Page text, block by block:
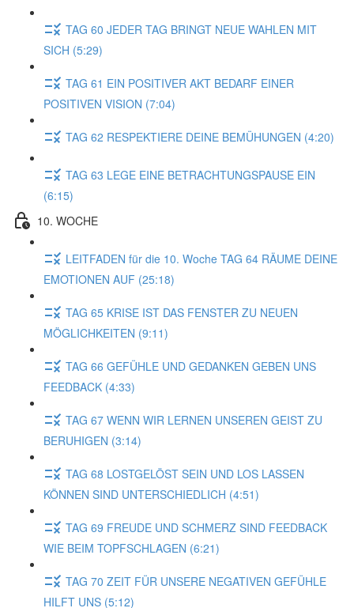
TAG 60 JEDER TAG BRINGT NEUE WAHLEN MIT
SICH (5:29)
TAG 61 EIN POSITIVER AKT BEDARF EINER
POSITIVEN VISION (7:04)
TAG 62 RESPEKTIERE DEINE BEMÜHUNGEN (4:20)
TAG 63 LEGE EINE BETRACHTUNGSPAUSE EIN
(6:15)
10. WOCHE
LEITFADEN für die 10. Woche TAG 64 RÄUME DEINE
EMOTIONEN AUF (25:18)
TAG 65 KRISE IST DAS FENSTER ZU NEUEN
MÖGLICHKEITEN (9:11)
TAG 66 GEFÜHLE UND GEDANKEN GEBEN UNS
FEEDBACK (4:33)
TAG 67 WENN WIR LERNEN UNSEREN GEIST ZU
BERUHIGEN (3:14)
TAG 68 LOSTGELÖST SEIN UND LOS LASSEN
KÖNNEN SIND UNTERSCHIEDLICH (4:51)
TAG 69 FREUDE UND SCHMERZ SIND FEEDBACK
WIE BEIM TOPFSCHLAGEN (6:21)
TAG 70 ZEIT FÜR UNSERE NEGATIVEN GEFÜHLE
HILFT UNS (5:12)